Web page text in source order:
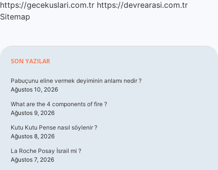
https://gecekuslari.com.tr https://devrearasi.com.tr
Sitemap
Sidebar
SON YAZILAR
Pabuçunu eline vermek deyiminin anlamı nedir ?
Ağustos 10, 2026
What are the 4 components of fire ?
Ağustos 9, 2026
Kutu Kutu Pense nasıl söylenir ?
Ağustos 8, 2026
La Roche Posay İsrail mi ?
Ağustos 7, 2026